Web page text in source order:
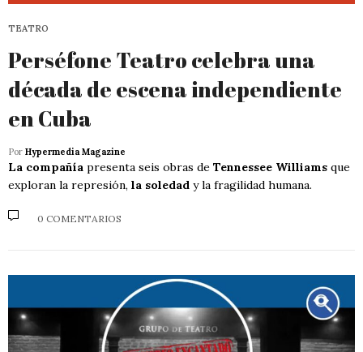
TEATRO
Perséfone Teatro celebra una
década de escena independiente
en Cuba
Por Hypermedia Magazine
La compañía presenta seis obras de Tennessee Williams que
exploran la represión, la soledad y la fragilidad humana.
0 COMENTARIOS